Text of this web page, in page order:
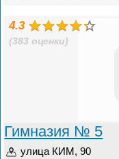
4.3
(383 оценки)
Гимназия № 5
улица КИМ, 90